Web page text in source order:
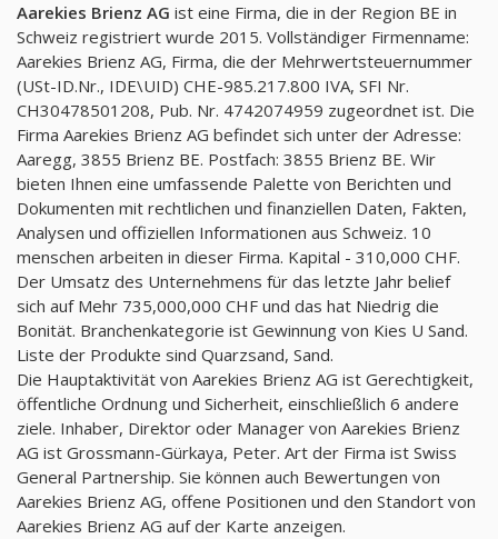
Aarekies Brienz AG ist eine Firma, die in der Region BE in
Schweiz registriert wurde 2015. Vollständiger Firmenname:
Aarekies Brienz AG, Firma, die der Mehrwertsteuernummer
(USt-ID.Nr., IDE\UID) CHE-985.217.800 IVA, SFI Nr.
CH30478501208, Pub. Nr. 4742074959 zugeordnet ist. Die
Firma Aarekies Brienz AG befindet sich unter der Adresse:
Aaregg, 3855 Brienz BE. Postfach: 3855 Brienz BE. Wir
bieten Ihnen eine umfassende Palette von Berichten und
Dokumenten mit rechtlichen und finanziellen Daten, Fakten,
Analysen und offiziellen Informationen aus Schweiz. 10
menschen arbeiten in dieser Firma. Kapital - 310,000 CHF.
Der Umsatz des Unternehmens für das letzte Jahr belief
sich auf Mehr 735,000,000 CHF und das hat Niedrig die
Bonität. Branchenkategorie ist Gewinnung von Kies U Sand.
Liste der Produkte sind Quarzsand, Sand.
Die Hauptaktivität von Aarekies Brienz AG ist Gerechtigkeit,
öffentliche Ordnung und Sicherheit, einschließlich 6 andere
ziele. Inhaber, Direktor oder Manager von Aarekies Brienz
AG ist Grossmann-Gürkaya, Peter. Art der Firma ist Swiss
General Partnership. Sie können auch Bewertungen von
Aarekies Brienz AG, offene Positionen und den Standort von
Aarekies Brienz AG auf der Karte anzeigen.